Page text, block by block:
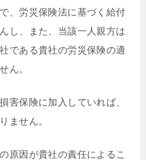
、労災保険法に基づく給付
し、また、当該一人親方は
である貴社の労災保険の適
ん。
害保険に加入していれば、
ません。
原因が貴社の責任によるこ